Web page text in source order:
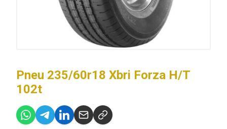
Pneu 235/60r18 Xbri Forza H/T
102t